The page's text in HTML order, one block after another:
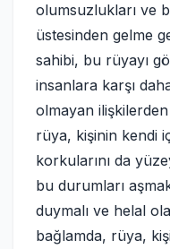
olumsuzlukları ve
üstesinden gelme
sahibi, bu rüyayı
insanlara karşı
olmayan
rüya, kişinin kendi
korkularını da
bu durumları
duymalı ve helal
bağlamda, rüya,